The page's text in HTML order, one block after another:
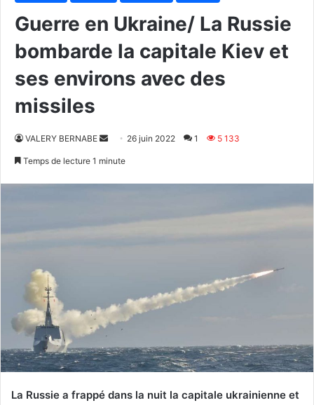
Guerre en Ukraine/ La Russie
bombarde la capitale Kiev et
ses environs avec des
missiles
VALERY BERNABE
Envoyer26 juin 2022 1 5 133
Temps de lecture 1 minute
La Russie a frappé dans la nuit la capitale ukrainienne et